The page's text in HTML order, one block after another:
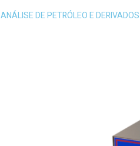
ANÁLISE DE PETRÓLEO E DERIVADOS